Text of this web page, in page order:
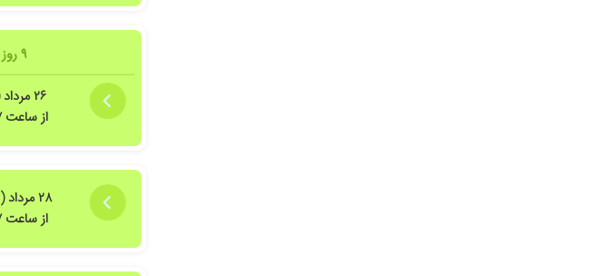
۹ روز دیگر
۲۶ مرداد (دوشنبه)
از ساعت ۱۷ الی ۲۲
۲۸ مرداد (چهارشنبه)
از ساعت ۱۷ الی ۲۲